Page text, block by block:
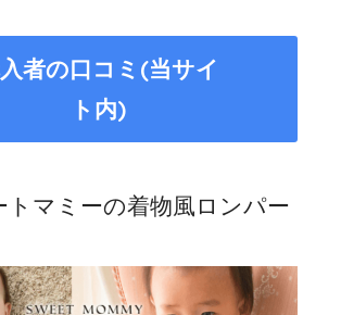
者の口コミ(当サイ
ト内)
トマミーの着物風ロンパー